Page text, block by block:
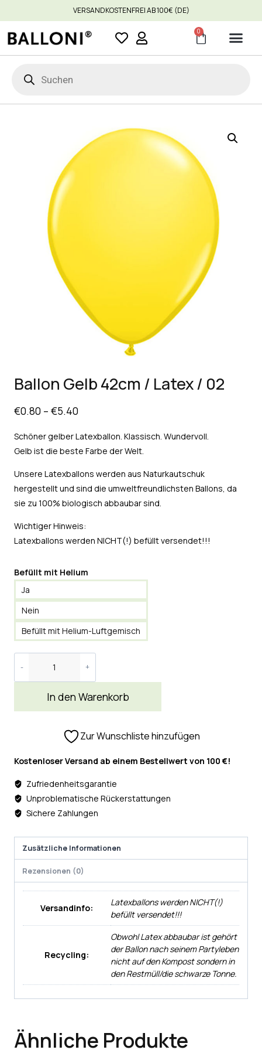
VERSANDKOSTENFREI AB 100€ (DE)
0
Ballon Gelb 42cm / Latex / 02
€0.80 – €5.40
Schöner gelber Latexballon. Klassisch. Wundervoll.
Gelb ist die beste Farbe der Welt.
Unsere Latexballons werden aus Naturkautschuk
hergestellt und sind die umweltfreundlichsten Ballons, da
sie zu 100% biologisch abbaubar sind.
Wichtiger Hinweis:
Latexballons werden NICHT(!) befüllt versendet!!!
Befüllt mit Helium
Ja
Nein
Befüllt mit Helium-Luftgemisch
In den Warenkorb
Zur Wunschliste hinzufügen
Kostenloser Versand ab einem Bestellwert von 100 €!
Zufriedenheitsgarantie
Unproblematische Rückerstattungen
Sichere Zahlungen
Zusätzliche Informationen
Rezensionen (0)
Versandinfo:
Latexballons werden NICHT(!)
befüllt versendet!!!
Recycling:
Obwohl Latex abbaubar ist gehört
der Ballon nach seinem Partyleben
nicht auf den Kompost sondern in
den Restmüll/die schwarze Tonne.
Ähnliche Produkte